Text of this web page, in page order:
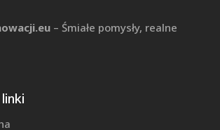
– Śmiałe pomysły, realne